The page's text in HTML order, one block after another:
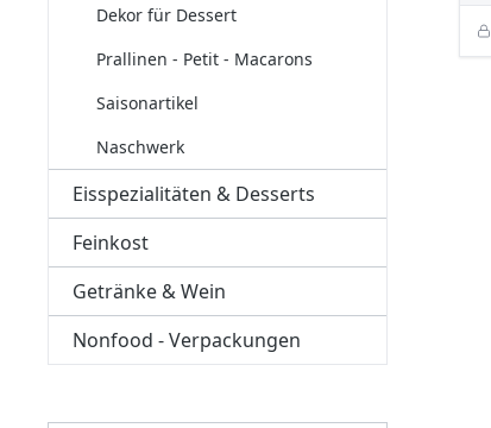
Dekor für Dessert
Prallinen - Petit - Macarons
Saisonartikel
Naschwerk
Eisspezialitäten & Desserts
Feinkost
Getränke & Wein
Nonfood - Verpackungen